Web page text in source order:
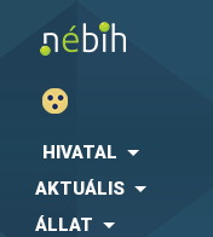
HIVATAL
AKTUÁLIS
ÁLLAT